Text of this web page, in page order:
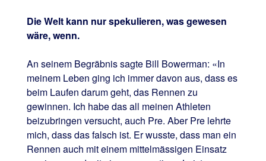
Die Welt kann nur spekulieren, was gewesen
wäre, wenn.
An seinem Begräbnis sagte Bill Bowerman: «In
meinem Leben ging ich immer davon aus, dass es
beim Laufen darum geht, das Rennen zu
gewinnen. Ich habe das all meinen Athleten
beizubringen versucht, auch Pre. Aber Pre lehrte
mich, dass das falsch ist. Er wusste, dass man ein
Rennen auch mit einem mittelmässigen Einsatz